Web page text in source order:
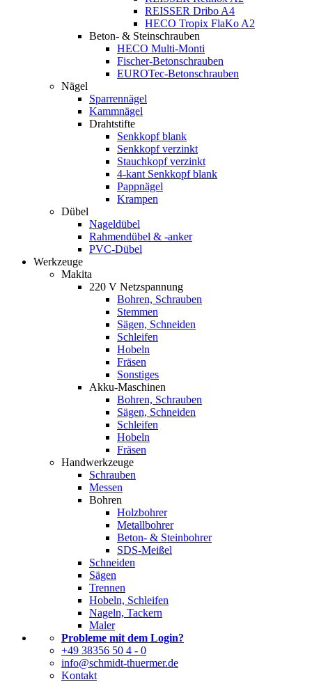
REISSER Dribo A4
HECO Tropix FlaKo A2
Beton- & Steinschrauben
HECO Multi-Monti
Fischer-Betonschrauben
EUROTec-Betonschrauben
Nägel
Sparrennägel
Kammnägel
Drahtstifte
Senkkopf blank
Senkkopf verzinkt
Stauchkopf verzinkt
4-kant Senkkopf blank
Pappnägel
Krampen
Dübel
Nageldübel
Rahmendübel & -anker
PVC-Dübel
Werkzeuge
Makita
220 V Netzspannung
Bohren, Schrauben
Stemmen
Sägen, Schneiden
Schleifen
Hobeln
Fräsen
Sonstiges
Akku-Maschinen
Bohren, Schrauben
Sägen, Schneiden
Schleifen
Hobeln
Fräsen
Handwerkzeuge
Schrauben
Messen
Bohren
Holzbohrer
Metallbohrer
Beton- & Steinbohrer
SDS-Meißel
Schneiden
Sägen
Trennen
Hobeln, Schleifen
Nageln, Tackern
Maler
Probleme mit dem Login?
+49 38356 50 4 - 0
info@schmidt-thuermer.de
Kontakt